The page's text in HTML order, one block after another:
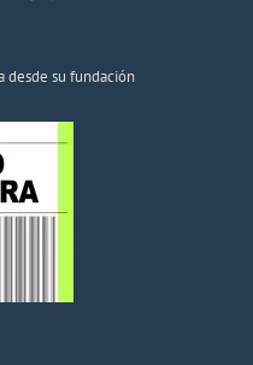
desde su fundación